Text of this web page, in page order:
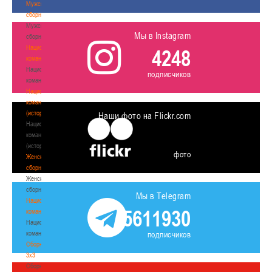
Мужские
сборные
Мужские
сборные
Национальная
команда
Национальная
команда
Национальная
команда
(история)
Национальная
команда
(история)
Женские
сборные
Женские
сборные
Национальная
команда
Национальная
команда
Сборные
3х3
Сборные
Мы в Instagram
4248
подписчиков
Наши фото на Flickr.com
фото
Мы в Telegram
5611930
подписчиков